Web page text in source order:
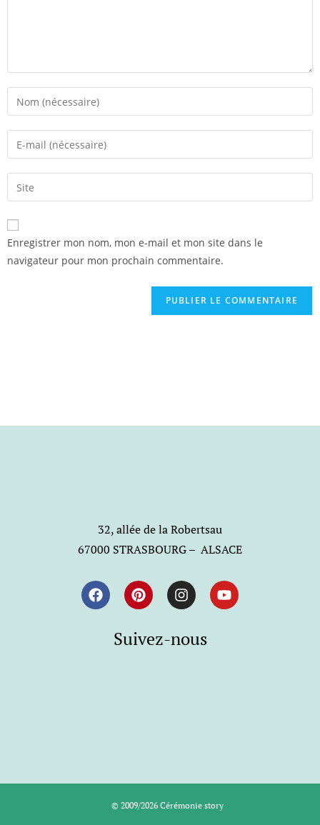
Enregistrer mon nom, mon e-mail et mon site dans le
navigateur pour mon prochain commentaire.
32, allée de la Robertsau
67000 STRASBOURG – ALSACE
Suivez-nous
© 2009/2026 Cérémonie story